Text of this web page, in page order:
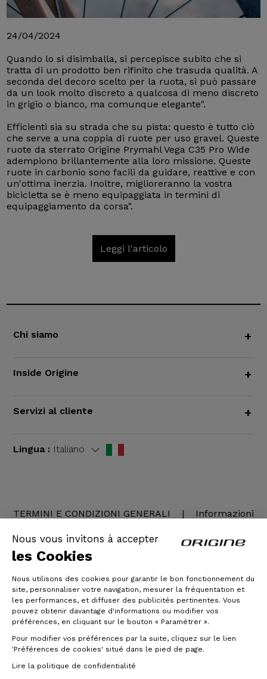
Nous vous invitons à accepter
les Cookies
Nous utilisons des cookies pour garantir le bon fonctionnement du
site, personnaliser votre navigation, mesurer la fréquentation et
les performances, et diffuser des publicités pertinentes. Vous
pouvez obtenir davantage d'informations ou modifier vos
préférences, en cliquant sur le bouton « Paramétrer ».
Pour modifier vos préférences par la suite, cliquez sur le lien
'Préférences de cookies' situé dans le pied de page.
Lire la politique de confidentialité
24/04/2024
Quando lo si disimballa, si percepisce subito che si
tratta di un prodotto ben rifinito che trasuda qualità. A
seconda del decoro scelto per la ruota, si può passare
da un look molto discreto a qualcosa di meno discreto
in grigio o bianco, ma comunque elegante".
Efficienti sia su strada che su pista: questo è tutto ciò
che serve a una coppia di ruote per uso gravel. Queste
ruote da sterrato Origine Prymahl Vega C35 Pro Wide
adempiono brillantemente alla loro missione. Queste
ruote in carbonio sono facili da guidare, reattive e con
un'ottima inerzia. Inoltre, miglioreranno la vostra
bicicletta se è meno equipaggiata in termini di
equipaggiamento da corsa".
Leggi l'articolo
Chi siamo +
Inside Origine +
Servizi al cliente +
Lingua : Italiano
TERMINI E CONDIZIONI GENERALI |
Informazioni
© Origine Cycles